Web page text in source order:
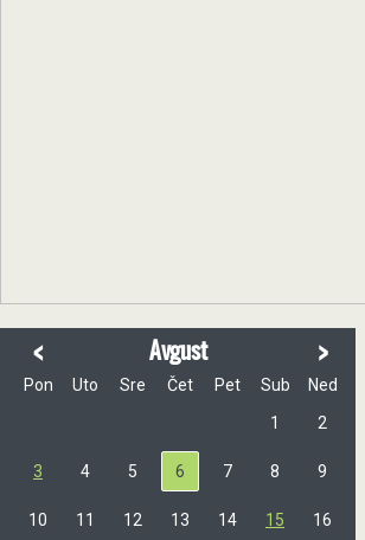
< Avgust >
Pon Uto Sre Čet Pet Sub
Ned
1
2
3 4 5 6 7 8 9
10 11 12 13 14 15 16